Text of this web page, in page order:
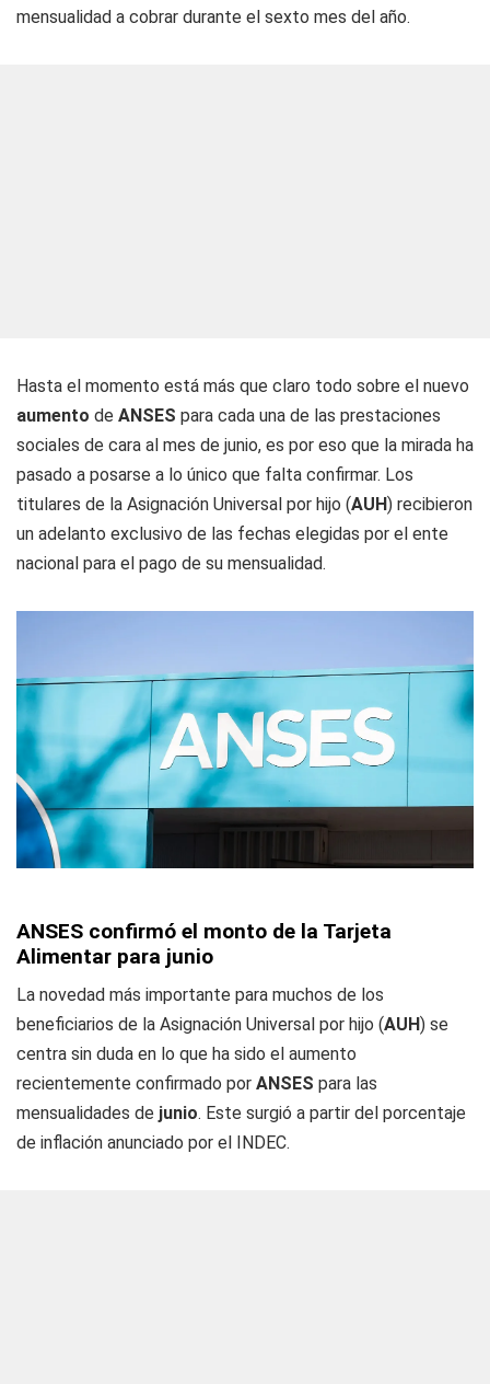
mensualidad a cobrar durante el sexto mes del año.
Hasta el momento está más que claro todo sobre el nuevo
aumento de ANSES para cada una de las prestaciones
sociales de cara al mes de junio, es por eso que la mirada ha
pasado a posarse a lo único que falta confirmar. Los
titulares de la Asignación Universal por hijo (AUH) recibieron
un adelanto exclusivo de las fechas elegidas por el ente
nacional para el pago de su mensualidad.
ANSES confirmó el monto de la Tarjeta
Alimentar para junio
La novedad más importante para muchos de los
beneficiarios de la Asignación Universal por hijo (AUH) se
centra sin duda en lo que ha sido el aumento
recientemente confirmado por ANSES para las
mensualidades de junio. Este surgió a partir del porcentaje
de inflación anunciado por el INDEC.